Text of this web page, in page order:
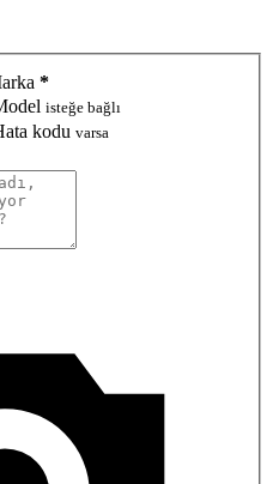
*
isteğe bağlı
kodu varsa